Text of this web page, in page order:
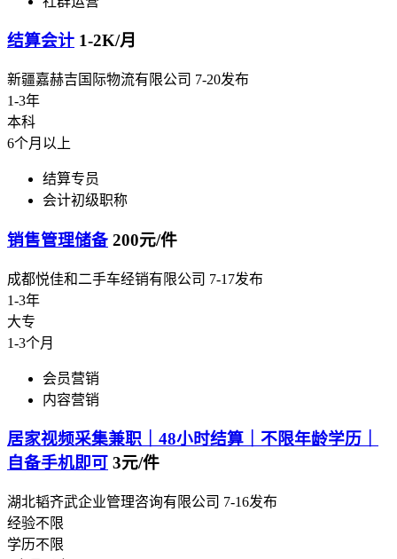
结算会计 1-2K/月
新疆嘉赫吉国际物流有限公司 7-20发布
1-3年
本科
6个月以上
结算专员
会计初级职称
销售管理储备 200元/件
成都悦佳和二手车经销有限公司 7-17发布
1-3年
大专
1-3个月
会员营销
内容营销
居家视频采集兼职｜48小时结算｜不限年龄学历｜
自备手机即可 3元/件
湖北韬齐武企业管理咨询有限公司 7-16发布
经验不限
学历不限